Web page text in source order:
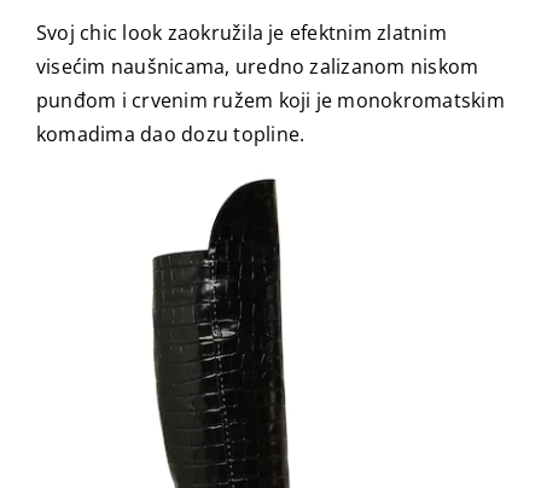
Svoj chic look zaokružila je efektnim zlatnim
visećim naušnicama, uredno zalizanom niskom
punđom i crvenim ružem koji je monokromatskim
komadima dao dozu topline.